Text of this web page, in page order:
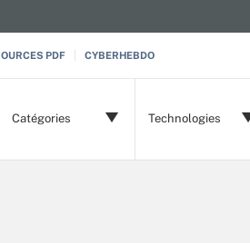
PDF CYBERHEBDO
Catégories Technologies